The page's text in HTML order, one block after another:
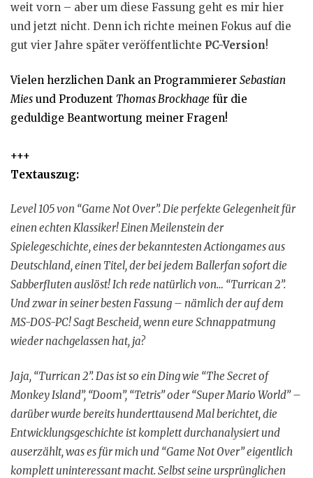
weit vorn – aber um diese Fassung geht es mir hier
und jetzt nicht. Denn ich richte meinen Fokus auf die
gut vier Jahre später veröffentlichte PC-Version!
Vielen herzlichen Dank an Programmierer Sebastian
Mies und Produzent Thomas Brockhage für die
geduldige Beantwortung meiner Fragen!
+++
Textauszug:
Level 105 von “Game Not Over”. Die perfekte Gelegenheit für
einen echten Klassiker! Einen Meilenstein der
Spielegeschichte, eines der bekanntesten Actiongames aus
Deutschland, einen Titel, der bei jedem Ballerfan sofort die
Sabberfluten auslöst! Ich rede natürlich von… “Turrican 2”.
Und zwar in seiner besten Fassung – nämlich der auf dem
MS-DOS-PC! Sagt Bescheid, wenn eure Schnappatmung
wieder nachgelassen hat, ja?
Jaja, “Turrican 2”. Das ist so ein Ding wie “The Secret of
Monkey Island”, “Doom”, “Tetris” oder “Super Mario World” –
darüber wurde bereits hunderttausend Mal berichtet, die
Entwicklungsgeschichte ist komplett durchanalysiert und
auserzählt, was es für mich und “Game Not Over” eigentlich
komplett uninteressant macht. Selbst seine ursprünglichen